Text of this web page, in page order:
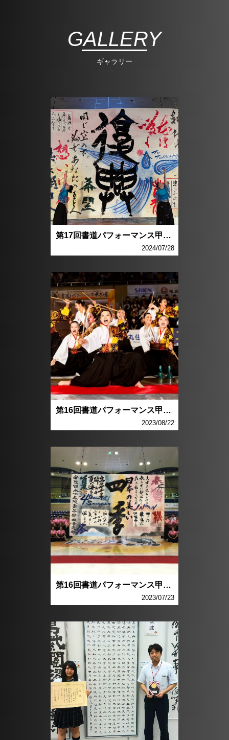
ギャラリー
GALLERY
第17回書道パフォーマンス甲子園準優勝
2024/07/28
第16回書道パフォーマンス甲子園夏
2023/08/22
第16回書道パフォーマンス甲子園全体写真
2023/07/23